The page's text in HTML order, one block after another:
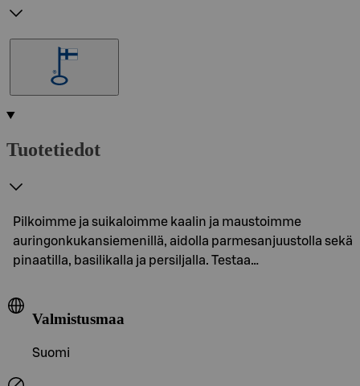
Tuotetiedot
Pilkoimme ja suikaloimme kaalin ja maustoimme
auringonkukansiemenillä, aidolla parmesanjuustolla sekä
pinaatilla, basilikalla ja persiljalla. Testaa…
Valmistusmaa
Suomi